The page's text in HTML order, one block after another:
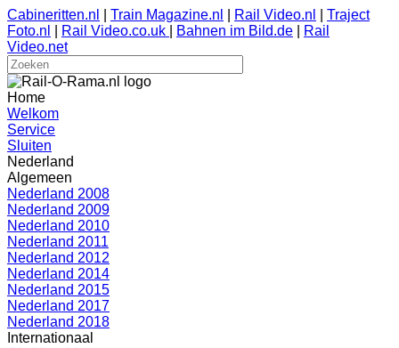
Cabineritten.nl Train Magazine.nl Rail Video.nl
Traject
Foto.nl
Rail Video.co.uk Bahnen im Bild.de
Rail
Video.net
Home
Welkom
Service
Sluiten
Nederland
Algemeen
Nederland 2008
Nederland 2009
Nederland 2010
Nederland 2011
Nederland 2012
Nederland 2014
Nederland 2015
Nederland 2017
Nederland 2018
Internationaal